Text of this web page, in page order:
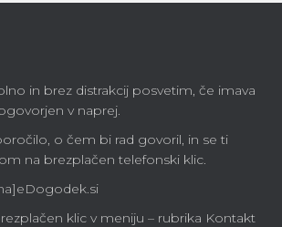
in brez distrakcij posvetim, če imava
v naprej.
o čem bi rad govoril, in se ti
na brezplačen telefonski klic.
klic v meniju – rubrika Kontakt